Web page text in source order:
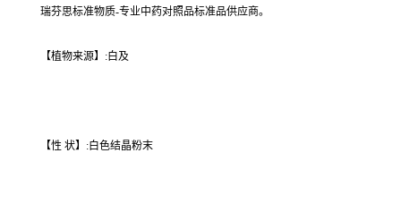
瑞芬思标准物质-专业中药对照品标准品供应商。
【植物来源】:白及
【性 状】:白色结晶粉末